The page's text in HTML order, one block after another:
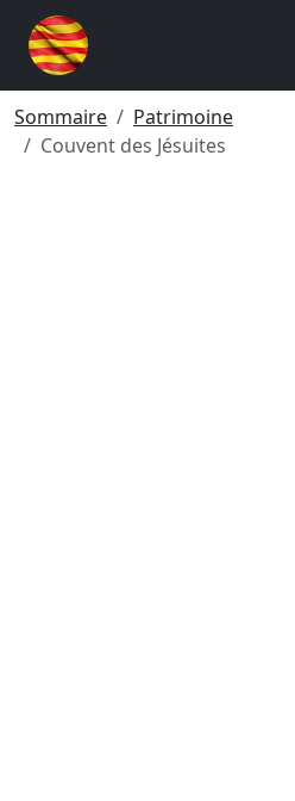
Sommaire
Patrimoine
Couvent des Jésuites